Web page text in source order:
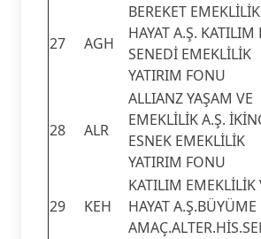
27 AGH
BEREKET
HAYAT A.Ş. KATILIM
SENEDİ EMEKLİLİK
YATIRIM FONU
28 ALR
ALLIANZ YAŞAM VE
EMEKLİLİK A.Ş.
ESNEK EMEKLİLİK
YATIRIM FONU
29 KEH
KATILIM EMEKLİLİK
HAYAT A.Ş.BÜYÜME